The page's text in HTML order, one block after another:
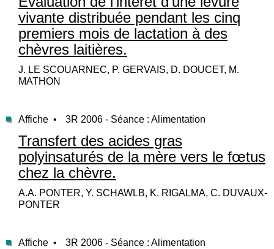
vivante distribuée pendant les cinq
premiers mois de lactation à des
chèvres laitières.
J. LE SCOUARNEC, P. GERVAIS, D. DOUCET, M.
MATHON
Affiche • 3R 2006 - Séance : Alimentation
Transfert des acides gras
polyinsaturés de la mère vers le fœtus
chez la chèvre.
A.A. PONTER, Y. SCHAWLB, K. RIGALMA, C. DUVAUX-
PONTER
Affiche • 3R 2006 - Séance : Alimentation